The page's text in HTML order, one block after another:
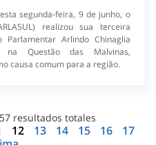
segunda-feira, 9 de junho, o
realizou sua terceira
Parlamentar Arlindo Chinaglia
na Questão das Malvinas,
causa comum para a região.
resultados totales
12 13 14 15 16
17